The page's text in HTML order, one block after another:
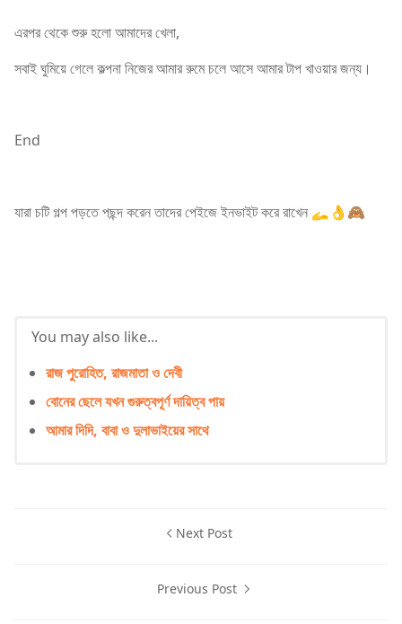
এরপর থেকে শুরু হলো আমাদের খেলা,
সবাই ঘুমিয়ে গেলে কল্পনা নিজের আমার রুমে চলে আসে আমার টাপ খাওয়ার জন্য।
End
যারা চটি গল্প পড়তে পছন্দ করেন তাদের পেইজে ইনভাইট করে রাখেন 🫴👌🙈
You may also like...
রাজ পুরোহিত, রাজমাতা ও দেবী
বোনের ছেলে যখন গুরুত্বপূর্ণ দায়িত্ব পায়
আমার দিদি, বাবা ও দুলাভাইয়ের সাথে
Next Post
Previous Post